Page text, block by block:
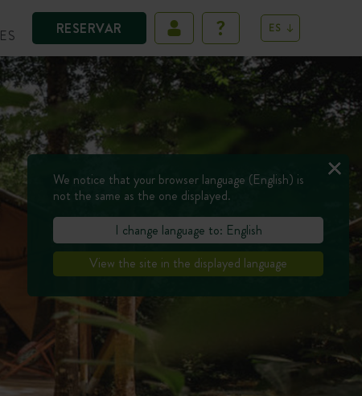
RESERVAR ES
We notice that your browser language (English) is
not the same as the one displayed.
I change language to: English
View the site in the displayed language